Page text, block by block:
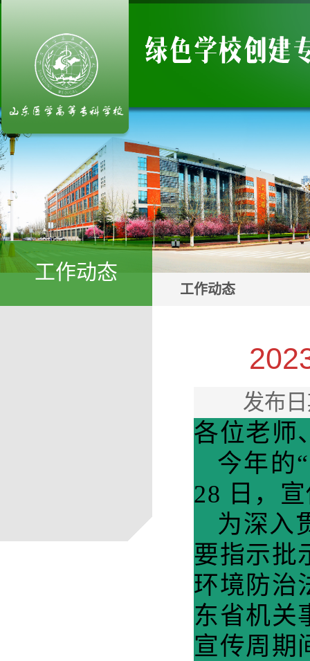
工作动态
工作动态
发布
各位老师
今年的
28 日，
为深入
要指示批
环境防治
东省机关
宣传周期